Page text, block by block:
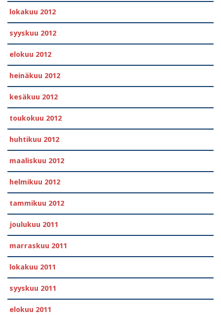
lokakuu 2012
syyskuu 2012
elokuu 2012
heinäkuu 2012
kesäkuu 2012
toukokuu 2012
huhtikuu 2012
maaliskuu 2012
helmikuu 2012
tammikuu 2012
joulukuu 2011
marraskuu 2011
lokakuu 2011
syyskuu 2011
elokuu 2011